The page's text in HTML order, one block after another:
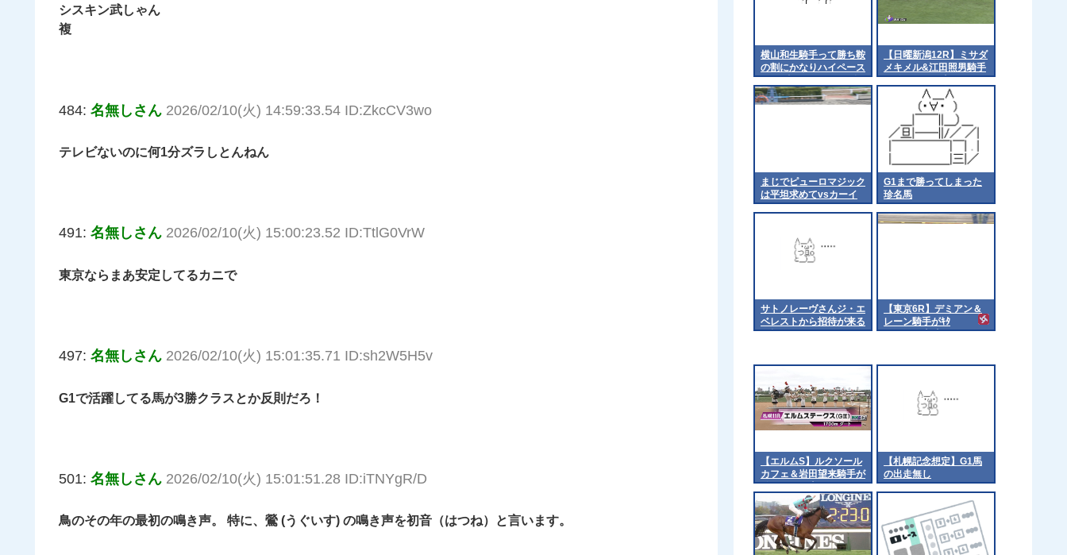
シスキン武しゃん
複
484: 名無しさん 2026/02/10(火) 14:59:33.54 ID:ZkcCV3wo
テレビないのに何1分ズラしとんねん
491: 名無しさん 2026/02/10(火) 15:00:23.52 ID:TtlG0VrW
東京ならまあ安定してるカニで
497: 名無しさん 2026/02/10(火) 15:01:35.71 ID:sh2W5H5v
G1で活躍してる馬が3勝クラスとか反則だろ！
501: 名無しさん 2026/02/10(火) 15:01:51.28 ID:iTNYgR/D
鳥のその年の最初の鳴き声。 特に、鶯 (うぐいす) の鳴き声を初音（はつね）と言います。
横山和生騎手って勝ち鞍
の割にかなりハイペース
でG1勝っとるよな 他
【日曜新潟12R】ミサダ
メキメル&江田照男騎手
がｷﾀ━━━━(ﾟ
∀ﾟ)━━━━!!
まじでピューロマジック
は平坦求めてvsカーイ
ンライジングをやれ
G1まで勝ってしまった
珍名馬
サトノレーヴさんジ・エ
ベレストから招待が来る
も拒否
【東京6R】デミアン＆
レーン騎手がｷﾀ
━━━━(ﾟ∀ﾟ)━━━━!!
【エルムS】ルクソール
カフェ＆岩田望来騎手が
ｷﾀ━━━━(ﾟ
∀ﾟ)━━━━!!
【札幌記念想定】G1馬
の出走無し